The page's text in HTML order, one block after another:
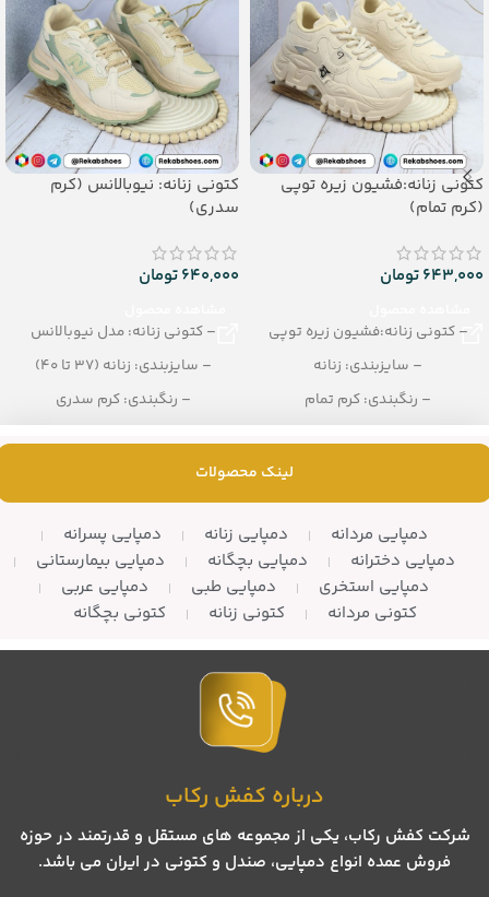
کتونی زنانه:فشیون زیره توپی
(کرم تمام)
643,000تومان
– کتونی زنانه:فشیون زیره توپی
– سایزبندی: زنانه
– رنگبندی: کرم تمام
کتونی زنانه: نیوبالانس (کرم
سدری)
640,000تومان
– کتونی زنانه: مدل نیوبالانس
– سایزبندی: زنانه (37 تا 40)
– رنگبندی: کرم سدری
لینک محصولات
دمپایی مردانه دمپایی زنانه
دمپایی پسرانه
دمپایی دخترانه
دمپایی بچگانه
دمپایی بیمارستانی
دمپایی استخری
دمپایی طبی
دمپایی عربی
کتونی مردانه
کتونی زنانه کتونی بچگانه
درباره کفش رکاب
شرکت کفش رکاب، یکی از مجموعه های مستقل و قدرتمند در حوزه
فروش عمده انواع دمپایی، صندل و کتونی در ایران می باشد.